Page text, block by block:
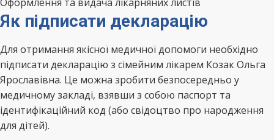
Як підписати декларацію
Для отримання якісної медичної допомоги необхідно
підписати декларацію з сімейним лікарем Козак Ольга
Ярославівна. Це можна зробити безпосередньо у
медичному закладі, взявши з собою паспорт та
ідентифікаційний код (або свідоцтво про народження
для дітей).